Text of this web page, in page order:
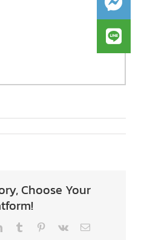
Choose Your
LinkedInTumblr Pinterest
Vk Email